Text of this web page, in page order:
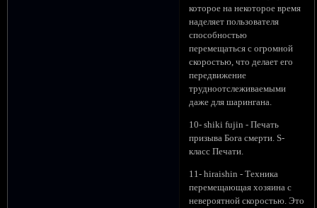
которое на некоторое время
наделяет пользователя
способностью
перемещаться с огромной
скоростью, что делает его
передвижение
трудноотслеживаемыми
даже для шарингана.
10- shiki fujin - Печать
призыва Бога смерти. S-
класс Печати.
11- hiraishin - Техника
перемещающая хозяина с
невероятной скоростью. Это